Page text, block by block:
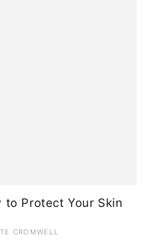
to Protect Your Skin
CROMWELL